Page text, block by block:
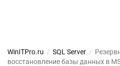
WinITPro.ru / SQL Server /
восстановление базы данных в